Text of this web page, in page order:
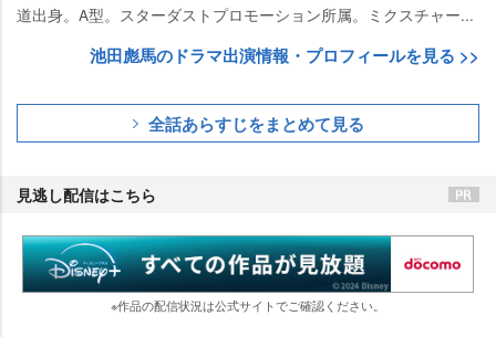
道出身。A型。スターダストプロモーション所属。ミクスチャー...
池田彪馬のドラマ出演情報・プロフィールを見る >>
全話あらすじをまとめて見る
見逃し配信はこちら
※作品の配信状況は公式サイトでご確認ください。